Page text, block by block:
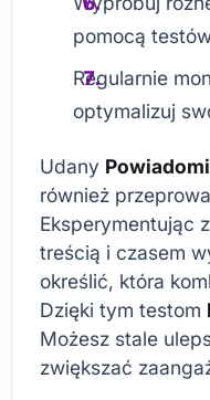
pomocą
Regularnie
optymalizuj
Udany
również
Eksperymentując
treścią i czasem
określić, która
Dzięki tym testom
Możesz stale
zwiększać